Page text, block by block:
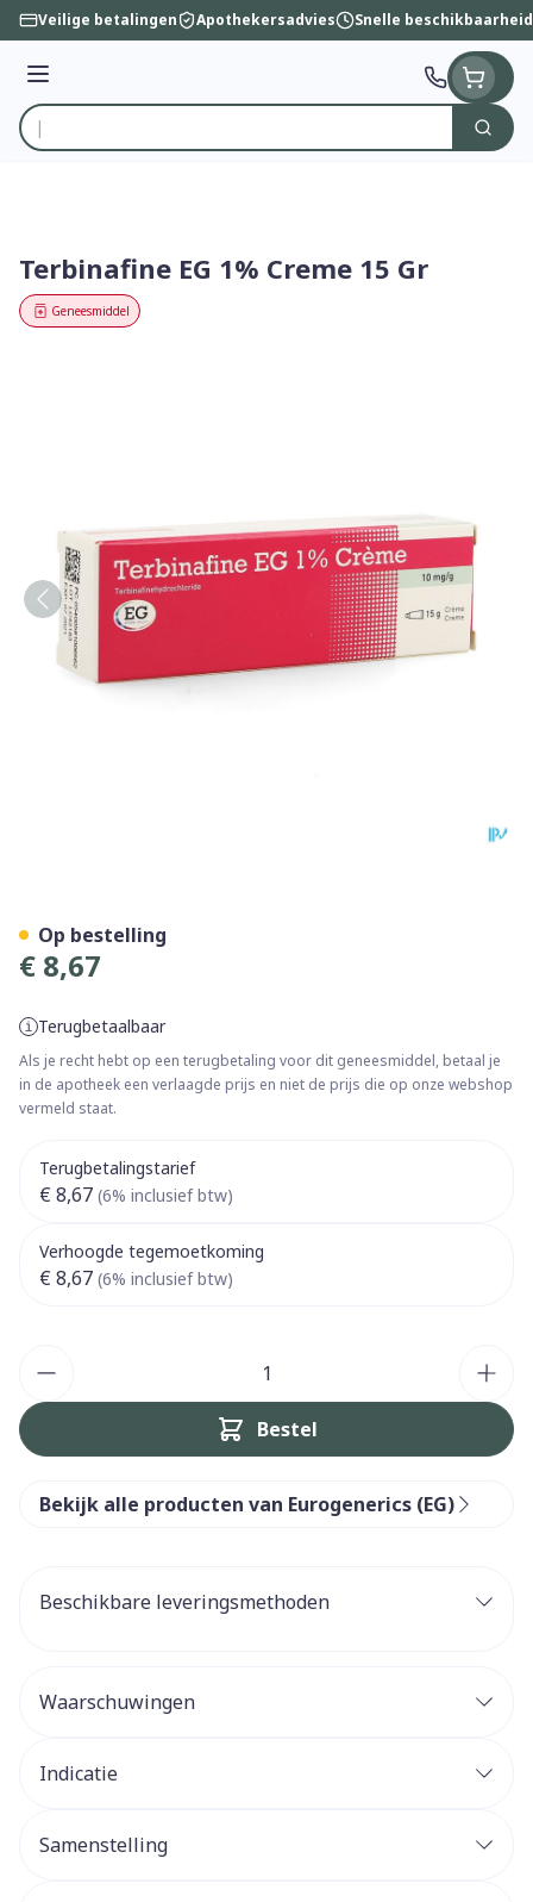
Ga naar de inhoud
Veilige betalingen Apothekersadvies Snelle beschikbaarheid
Menu
Product, merk, categorie...
Zoek
Terbinafine EG 1% Creme 15 Gr
Geneesmiddel
€ 8,67
Terugbetaalbaar
Als je recht hebt op een terugbetaling voor dit geneesmiddel, betaal je
in de apotheek een verlaagde prijs en niet de prijs die op onze webshop
vermeld staat.
Terugbetalingstarief
€ 8,67 (6% inclusief btw)
Verhoogde tegemoetkoming
€ 8,67 (6% inclusief btw)
Bestel
Op bestelling
Bekijk alle producten van Eurogenerics (EG)
Beschikbare leveringsmethoden
Waarschuwingen
Indicatie
Samenstelling